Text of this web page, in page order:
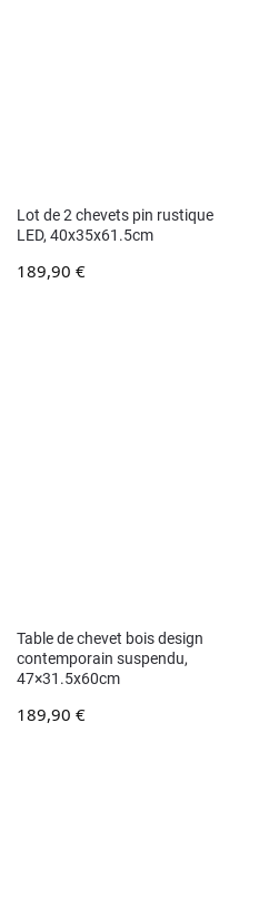
Lot de 2 chevets pin rustique
LED, 40x35x61.5cm
189,90 €
Table de chevet bois design
contemporain suspendu,
47×31.5x60cm
189,90 €